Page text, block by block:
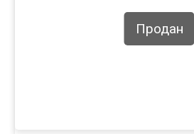
Продан